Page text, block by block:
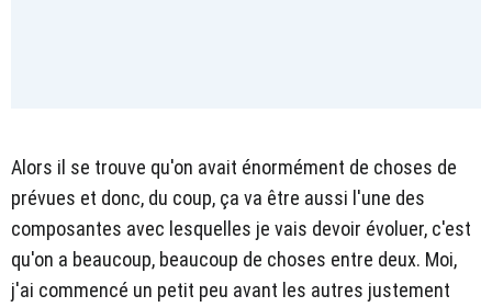
Alors il se trouve qu'on avait énormément de choses de
prévues et donc, du coup, ça va être aussi l'une des
composantes avec lesquelles je vais devoir évoluer, c'est
qu'on a beaucoup, beaucoup de choses entre deux. Moi,
j'ai commencé un petit peu avant les autres justement